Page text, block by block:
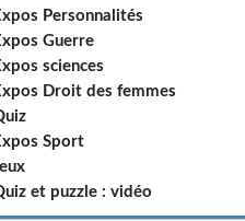
Personnalités
Guerre
sciences
Droit des femmes
Sport
et puzzle : vidéo